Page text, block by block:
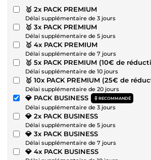
🥇 2x PACK PREMIUM
Délai supplémentaire de 3 jours
🥇 3x PACK PREMIUM
Délai supplémentaire de 5 jours
🥇 4x PACK PREMIUM
Délai supplémentaire de 7 jours
🥇 5x PACK PREMIUM (10€ de
Délai supplémentaire de 10 jours
🥇 10x PACK PREMIUM (25€ de
Délai supplémentaire de 20 jours
💎 PACK BUSINESS RECOMMANDÉ
Délai supplémentaire de 3 jours
💎 2x PACK BUSINESS
Délai supplémentaire de 5 jours
💎 3x PACK BUSINESS
Délai supplémentaire de 7 jours
💎 4x PACK BUSINESS